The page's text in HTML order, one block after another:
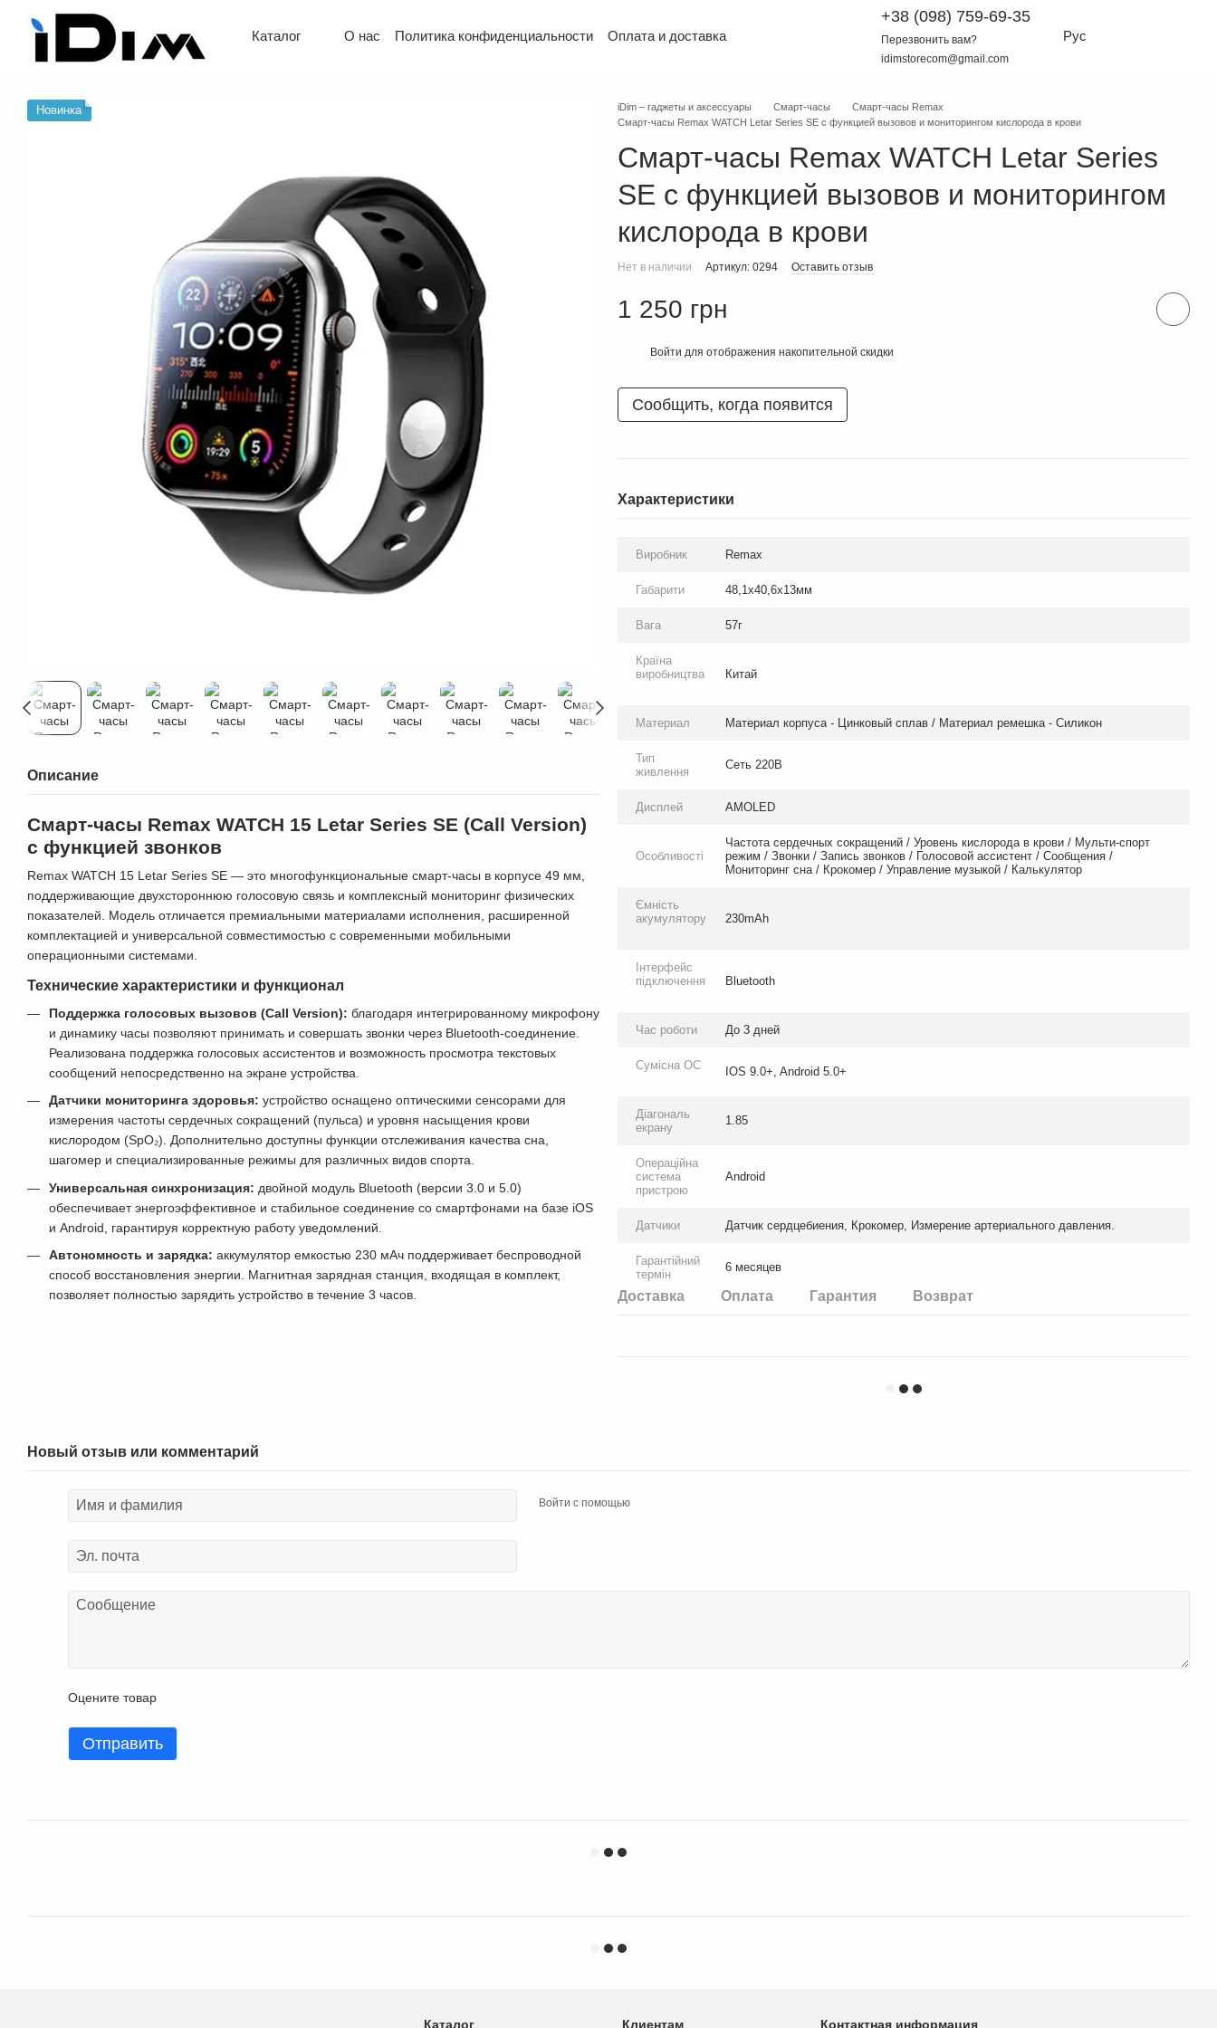
Перейти к основному контенту
Каталог О нас Политика конфиденциальности
Оплата и доставка
+38 (098) 759-69-35
Перезвонить вам?
idimstorecom@gmail.com
Рус
Новинка
Описание
Смарт-часы Remax WATCH 15 Letar Series SE (Call Version)
с функцией звонков
Remax WATCH 15 Letar Series SE — это многофункциональные смарт-часы в корпусе 49 мм,
поддерживающие двухстороннюю голосовую связь и комплексный мониторинг физических
показателей. Модель отличается премиальными материалами исполнения, расширенной
комплектацией и универсальной совместимостью с современными мобильными
операционными системами.
Технические характеристики и функционал
Поддержка голосовых вызовов (Call Version): благодаря интегрированному микрофону
и динамику часы позволяют принимать и совершать звонки через Bluetooth-соединение.
Реализована поддержка голосовых ассистентов и возможность просмотра текстовых
сообщений непосредственно на экране устройства.
Датчики мониторинга здоровья: устройство оснащено оптическими сенсорами для
измерения частоты сердечных сокращений (пульса) и уровня насыщения крови
кислородом (SpO₂). Дополнительно доступны функции отслеживания качества сна,
шагомер и специализированные режимы для различных видов спорта.
Универсальная синхронизация: двойной модуль Bluetooth (версии 3.0 и 5.0)
обеспечивает энергоэффективное и стабильное соединение со смартфонами на базе iOS
и Android, гарантируя корректную работу уведомлений.
Автономность и зарядка: аккумулятор емкостью 230 мАч поддерживает беспроводной
способ восстановления энергии. Магнитная зарядная станция, входящая в комплект,
позволяет полностью зарядить устройство в течение 3 часов.
iDim – гаджеты и аксессуары Смарт-часы
Смарт-часы Remax
Смарт-часы Remax WATCH Letar Series SE с функцией вызовов и мониторингом кислорода в крови
Смарт-часы Remax WATCH Letar Series
SE с функцией вызовов и мониторингом
кислорода в крови
Нет в наличии Артикул: 0294 Оставить отзыв
1 250 грн
Войти для отображения накопительной скидки
Сообщить, когда появится
Характеристики
Виробник Remax
Габарити 48,1х40,6х13мм
Вага 57г
Країна
виробництва
Китай
Материал Материал корпуса - Цинковый сплав / Материал ремешка - Силикон
Тип
живлення
Сеть 220В
Дисплей AMOLED
Особливості
Частота сердечных сокращений / Уровень кислорода в крови / Мульти-спорт
режим / Звонки / Запись звонков / Голосовой ассистент / Сообщения /
Мониторинг сна / Крокомер / Управление музыкой / Калькулятор
Ємність
акумулятору
230mAh
Інтерфейс
підключення
Bluetooth
Час роботи До 3 дней
Сумісна ОС IOS 9.0+, Android 5.0+
Діагональ
екрану
1.85
Операційна
система
пристрою
Android
Датчики Датчик сердцебиения, Крокомер, Измерение артериального давления.
Гарантійний
термін
6 месяцев
Доставка Оплата Гарантия Возврат
Новый отзыв или комментарий
Войти с помощью
Оцените товар
Отправить
Каталог Клиентам Контактная информация